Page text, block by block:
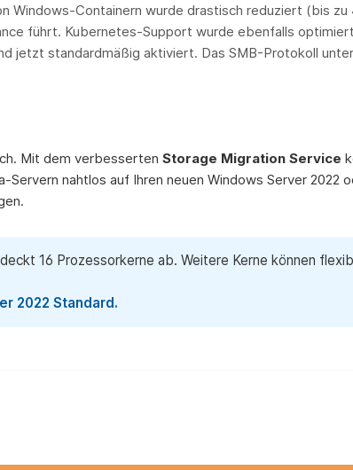
Windows-Containern wurde drastisch reduziert (bis zu
führt. Kubernetes-Support wurde ebenfalls
jetzt standardmäßig aktiviert. Das SMB-Protokoll
Mit dem verbesserten Storage Migration Service
nahtlos auf Ihren neuen Windows Server 2022
16 Prozessorkerne ab. Weitere Kerne können
2022 Standard.